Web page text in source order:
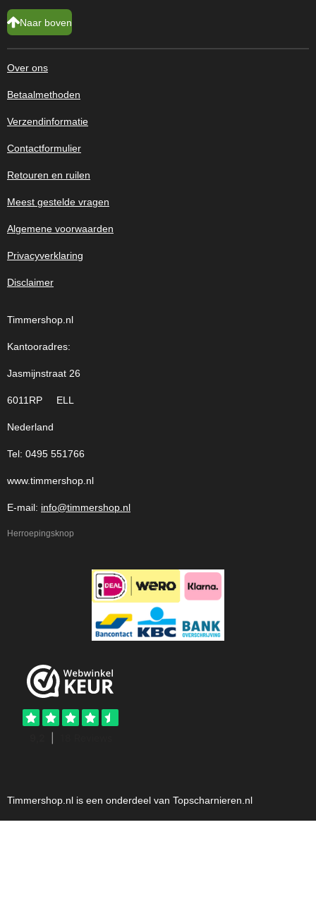
Naar boven
Over ons
Betaalmethoden
Verzendinformatie
Contactformulier
Retouren en ruilen
Meest gestelde vragen
Algemene voorwaarden
Privacyverklaring
Disclaimer
Timmershop.nl
Kantooradres:
Jasmijnstraat 26
6011RP ELL
Nederland
Tel: 0495 551766
www.timmershop.nl
E-mail: info@timmershop.nl
Herroepingsknop
Timmershop.nl is een onderdeel van Topscharnieren.nl